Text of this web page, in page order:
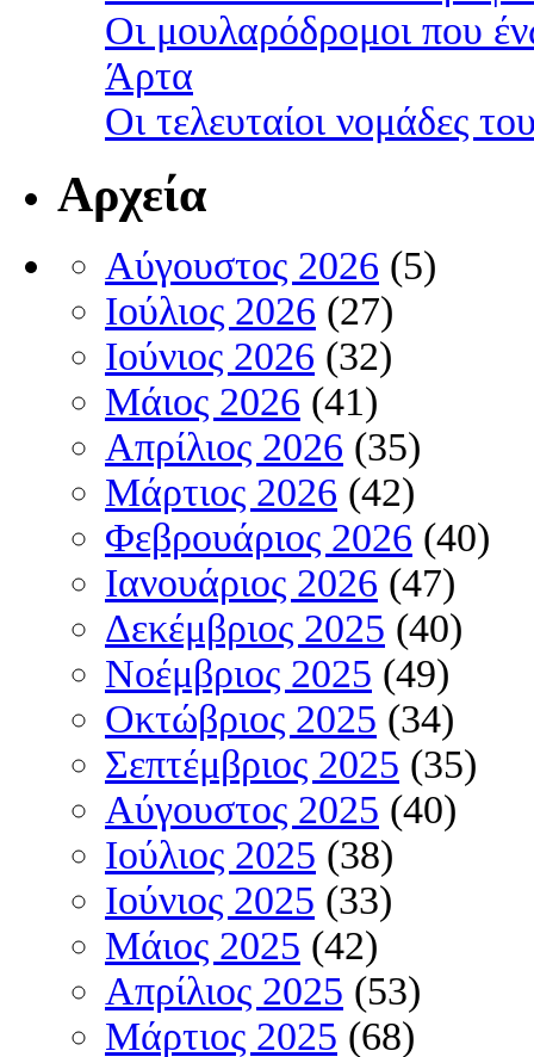
Οι μουλαρόδρομοι που
Άρτα
Οι τελευταίοι νομάδες
Αρχεία
Αύγουστος 2026 (5)
Ιούλιος 2026 (27)
Ιούνιος 2026 (32)
Μάιος 2026 (41)
Απρίλιος 2026 (35)
Μάρτιος 2026 (42)
Φεβρουάριος 2026 (40)
Ιανουάριος 2026 (47)
Δεκέμβριος 2025 (40)
Νοέμβριος 2025 (49)
Οκτώβριος 2025 (34)
Σεπτέμβριος 2025 (35)
Αύγουστος 2025 (40)
Ιούλιος 2025 (38)
Ιούνιος 2025 (33)
Μάιος 2025 (42)
Απρίλιος 2025 (53)
Μάρτιος 2025 (68)